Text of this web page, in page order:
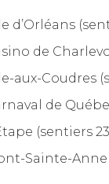
d’Orléans
de
aux-Coudres
de
(sentiers
Sainte-